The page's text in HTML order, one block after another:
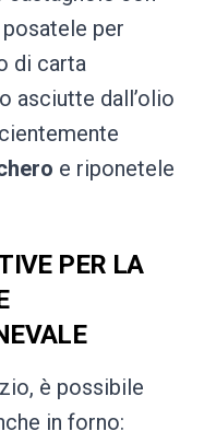
posatele per
di carta
asciutte dall’olio
e riponetele
PER LA
è possibile
in forno: